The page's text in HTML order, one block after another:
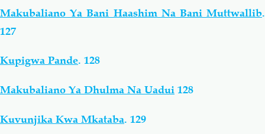
Makubaliano Ya Bani Haashim Na Bani Muttwallib.
127
Kupigwa Pande. 128
Makubaliano Ya Dhulma Na Uadui 128
Kuvunjika Kwa Mkataba. 129